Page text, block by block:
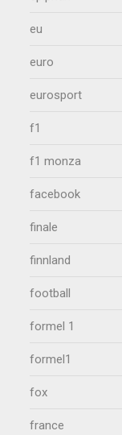
eu
euro
eurosport
f1
f1 monza
facebook
finale
finnland
football
formel 1
formel1
fox
france